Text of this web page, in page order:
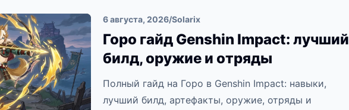
6 августа, 2026/Solarix
Горо гайд Genshin Impact: лучший
билд, оружие и отряды
Полный гайд на Горо в Genshin Impact: навыки,
лучший билд, артефакты, оружие, отряды и